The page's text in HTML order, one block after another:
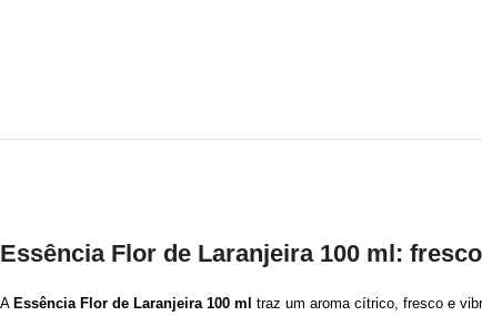
Essência Flor de Laranjeira 100 ml:
A Essência Flor de Laranjeira 100 ml traz um aroma cítrico, fresco e